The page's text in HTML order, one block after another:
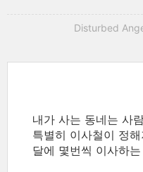
Disturbed
내가 사는 동네는 사
특별히 이사철이 정
달에 몇번씩 이사하